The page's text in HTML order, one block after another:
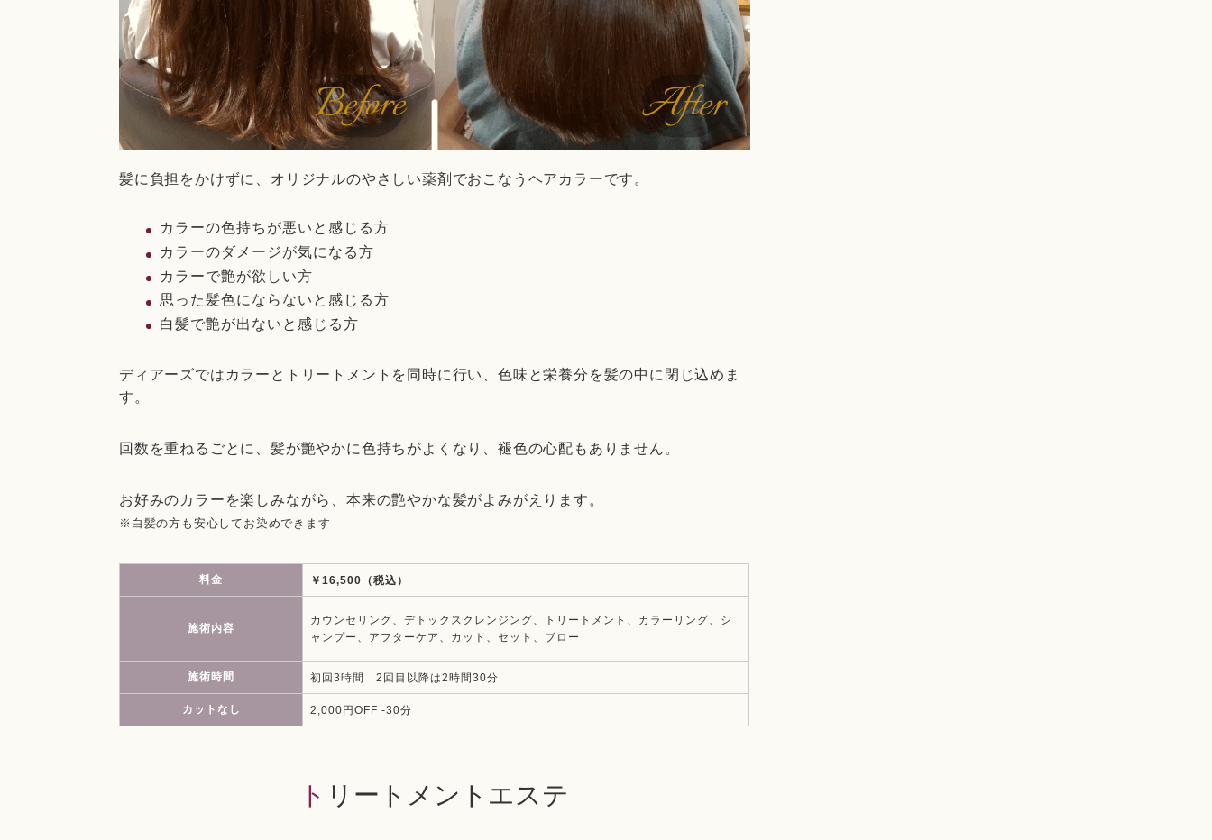
髪に負担をかけずに、オリジナルのやさしい薬剤でおこなうヘアカラーです。
カラーの色持ちが悪いと感じる方
カラーのダメージが気になる方
カラーで艶が欲しい方
思った髪色にならないと感じる方
白髪で艶が出ないと感じる方
ディアーズではカラーとトリートメントを同時に行い、色味と栄養分を髪の中に閉じ込めま
す。
回数を重ねるごとに、髪が艶やかに色持ちがよくなり、褪色の心配もありません。
お好みのカラーを楽しみながら、本来の艶やかな髪がよみがえります。
※白髪の方も安心してお染めできます
料金 ￥16,500（税込）
施術内容
カウンセリング、デトックスクレンジング、トリートメント、カラーリング、シ
ャンプー、アフターケア、カット、セット、ブロー
施術時間 初回3時間 2回目以降は2時間30分
カットなし 2,000円OFF -30分
トリートメントエステ